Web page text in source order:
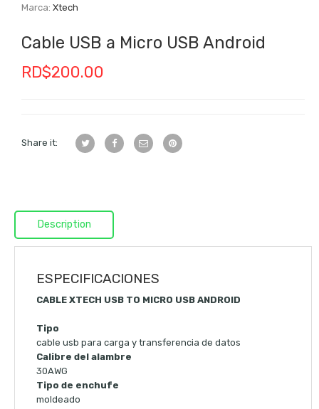
Marca:Xtech
Cable USB a Micro USB Android
RD$200.00
Share it:
Description
ESPECIFICACIONES
CABLE XTECH USB TO MICRO USB ANDROID
Tipo
cable usb para carga y transferencia de datos
Calibre del alambre
30AWG
Tipo de enchufe
moldeado